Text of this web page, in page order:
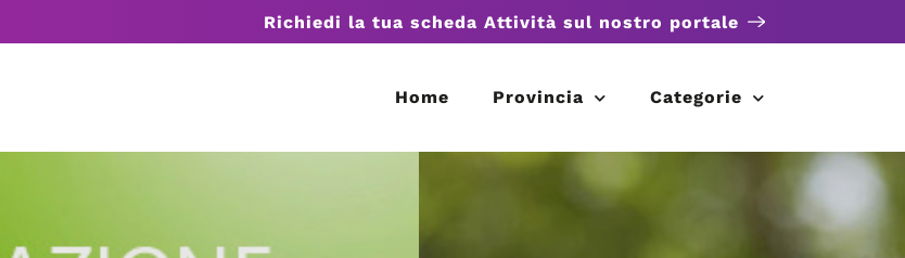
Richiedi la tua scheda Attività sul nostro portale
Home Provincia Categorie